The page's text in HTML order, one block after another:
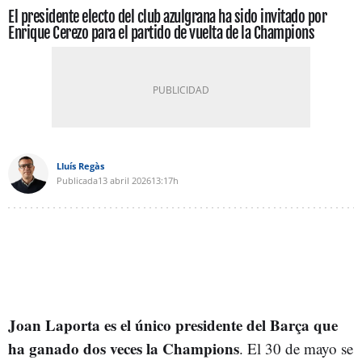
El presidente electo del club azulgrana ha sido invitado por
Enrique Cerezo para el partido de vuelta de la Champions
Lluís Regàs
Publicada13 abril 202613:17h
Joan Laporta es el único presidente del Barça que
ha ganado dos veces la Champions. El 30 de mayo se